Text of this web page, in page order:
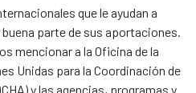
que le ayudan a
parte de sus aportaciones.
mencionar a la Oficina de la
Unidas para la Coordinación de
y las agencias, programas y